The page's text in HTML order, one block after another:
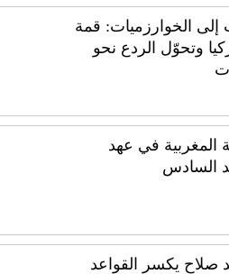
إلى الخوارزميات: قمة
وتحوّل الردع نحو
المغربية في عهد
السادس
صلاح يكسر القواعد